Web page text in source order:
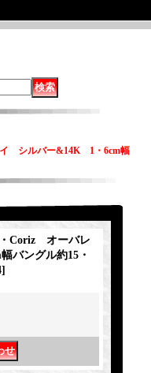
シルバー&14K 1・6cm幅
Coriz オーバレ
バングル約15・
]